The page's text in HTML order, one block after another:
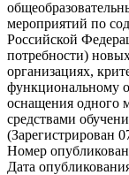
мероприятий по
Российской
потребности)
организациях,
функциональному
оснащения одного
средствами
(Зарегистрирован
Номер
Дата